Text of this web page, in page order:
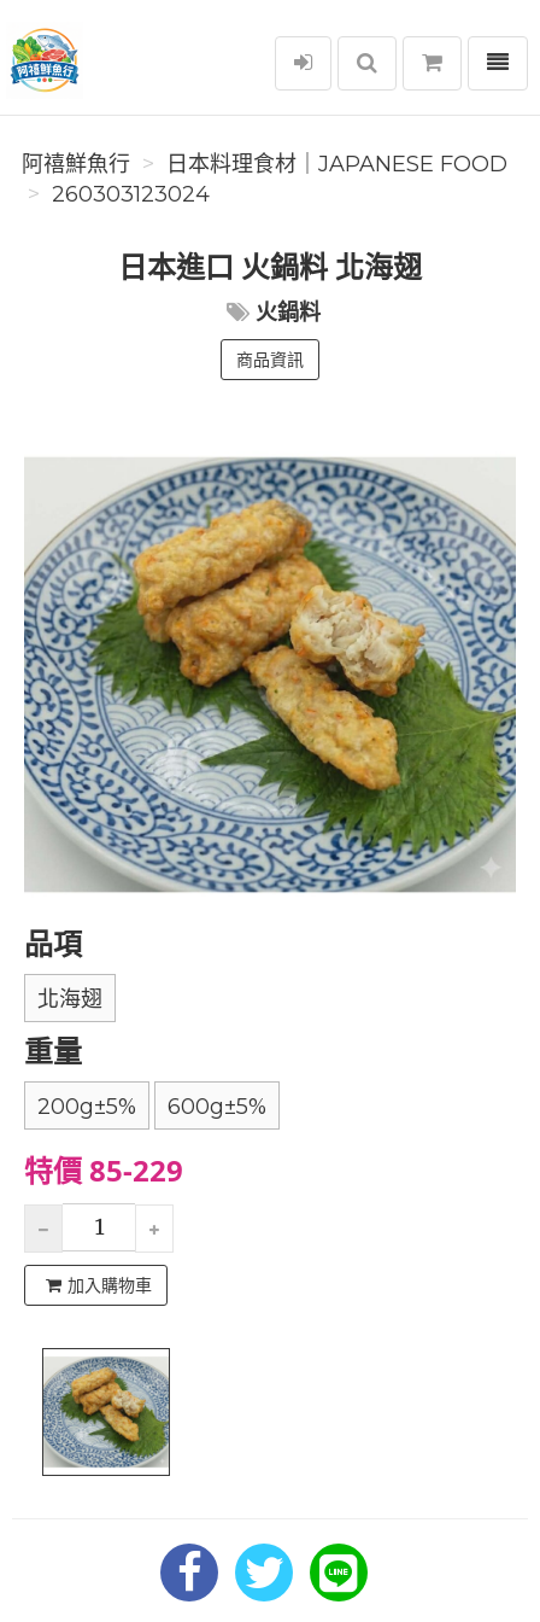
阿禧鮮魚行
選單
阿禧鮮魚行
️日本料理食材｜JAPANESE FOOD
260303123024
日本進口 火鍋料 北海翅
火鍋料
商品資訊
品項
北海翅
重量
200g±5% 600g±5%
特價 85-229
加入購物車